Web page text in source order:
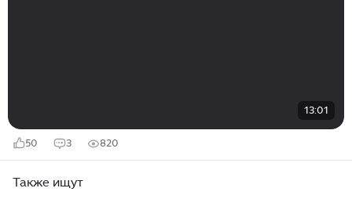
13:01
50 3 820
Также ищут